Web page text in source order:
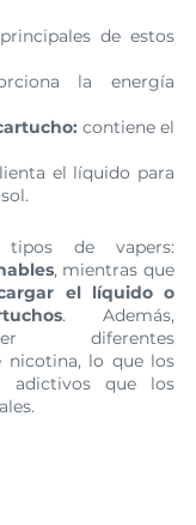
de estos
la energía
contiene el
el líquido para
tipos de vapers:
, mientras que
el líquido o
. Además,
diferentes
nicotina, lo que los
adictivos que los